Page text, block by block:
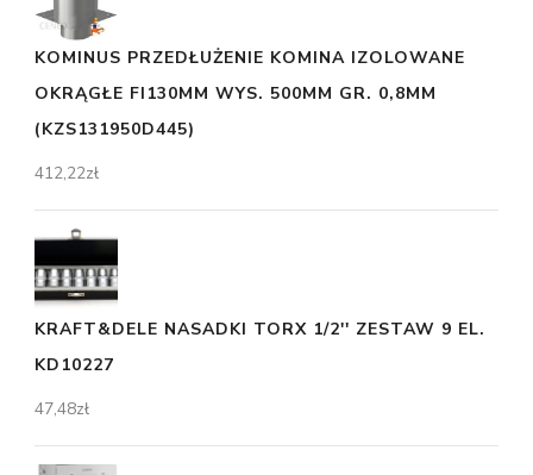
KOMINUS PRZEDŁUŻENIE KOMINA IZOLOWANE
OKRĄGŁE FI130MM WYS. 500MM GR. 0,8MM
(KZS131950D445)
412,22zł
KRAFT&DELE NASADKI TORX 1/2'' ZESTAW 9 EL.
KD10227
47,48zł